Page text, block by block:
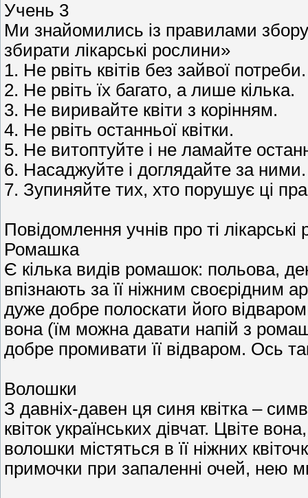
Учень 3
Ми знайомились із правилами
збирати лікарські рослини»
1. Не рвіть квітів без зайвої потреби.
2. Не рвіть їх багато, а лише кілька.
3. Не виривайте квіти з корінням.
4. Не рвіть останньої квітки.
5. Не витоптуйте і не ламайте
6. Насаджуйте і доглядайте за ними.
7. Зупиняйте тих, хто порушує ці
Повідомлення учнів про ті
Ромашка
Є кілька видів ромашок: польова,
впізнають за її ніжним своєрідним
дуже добре полоскати його відваром
вона (їм можна давати напій з
добре промивати її відваром. Ось
Волошки
З давніх-давен ця синя квітка –
квіток українських дівчат. Цвіте
волошки містяться в її ніжних
примочки при запаленні очей, нею